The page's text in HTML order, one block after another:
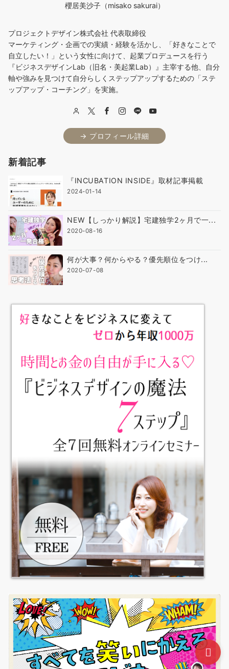
ン
櫻居美沙子（misako sakurai）
プロジェクトデザイン株式会社 代表取締役
マーケティング・企画での実績・経験を活かし、「好きなことで
自立したい！」という女性に向けて、起業プロデュースを行う
『ビジネスデザインLab（旧名・美起業Lab）』主宰する他、自分
軸や強みを見つけて自分らしくステップアップするための「ステ
ップアップ・コーチング」を実施。
→ プロフィール詳細
新着記事
『INCUBATION INSIDE』取材記事掲載
2024-01-14
NEW【しっかり解説】宅建独学2ヶ月で一...
2020-08-16
何が大事？何からやる？優先順位をつけ...
2020-07-08